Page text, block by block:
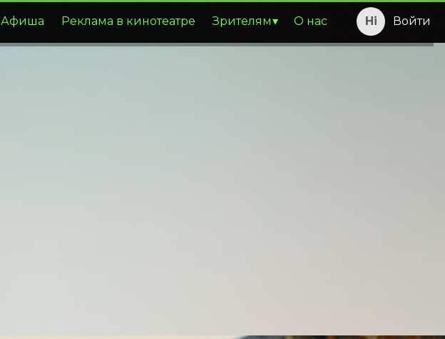
Афиша Реклама в кинотеатре Зрителям О нас Войти